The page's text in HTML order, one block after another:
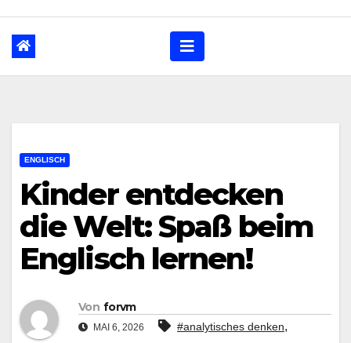
ENGLISCH
Kinder entdecken
die Welt: Spaß beim
Englisch lernen!
Von forvm
MAI 6, 2026 #analytisches denken,